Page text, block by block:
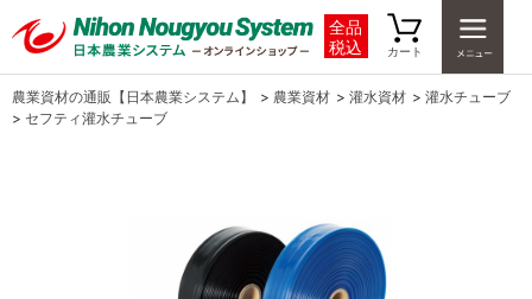
全品
税込
カート
農業資材の通販【日本農業システム】 > 農業資材 > 灌水資材 > 灌水チューブ
> セフティ灌水チューブ